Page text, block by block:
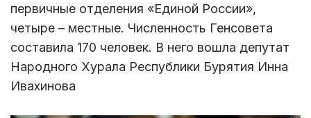
первичные отделения «Единой России»,
четыре – местные. Численность Генсовета
составила 170 человек. В него вошла депутат
Народного Хурала Республики Бурятия Инна
Ивахинова